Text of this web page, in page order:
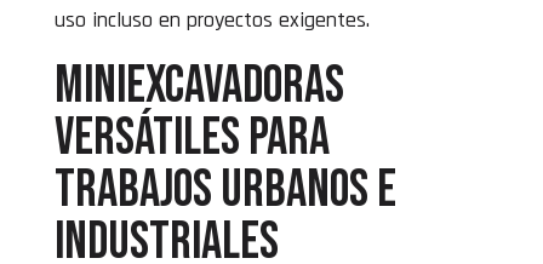
uso incluso en proyectos exigentes.
Miniexcavadoras
versátiles para
trabajos urbanos e
industriales